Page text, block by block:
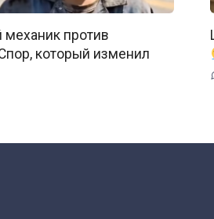
механик против
который изменил